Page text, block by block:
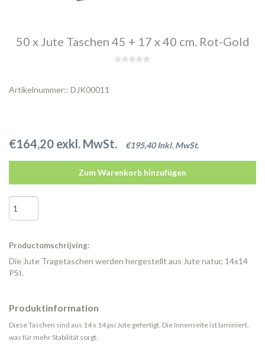
50 x Jute Taschen 45 + 17 x 40 cm. Rot-Gold
Artikelnummer:: DJK00011
€164,20 exkl. MwSt. €195,40 Inkl. MwSt.
Zum Warenkorb hinzufügen
Productomschrijving:
Die Jute Tragetaschen werden hergestellt aus Jute natur, 14x14
PSI.
Produktinformation
Diese Taschen sind aus 14 x 14 psi Jute gefertigt. Die Innenseite ist laminiert,
was für mehr Stabilität sorgt.